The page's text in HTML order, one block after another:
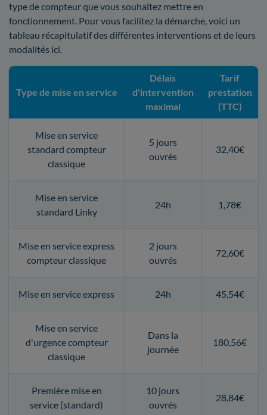
type de compteur que vous souhaitez mettre en
fonctionnement. Pour vous facilitez la démarche, voici un
tableau récapitulatif des différentes interventions et de leurs
modalités ici.
Type de mise en service
Délais
d'intervention
maximal
Tarif
prestation
(TTC)
Mise en service
standard compteur
classique
5 jours
ouvrés
32,40€
Mise en service
standard Linky
24h 1,78€
Mise en service express
compteur classique
2 jours
ouvrés
72,60€
Mise en service express 24h 45,54€
Mise en service
d'urgence compteur
classique
Dans la
journée
180,56€
Première mise en
service (standard)
10 jours
ouvrés
28,84€